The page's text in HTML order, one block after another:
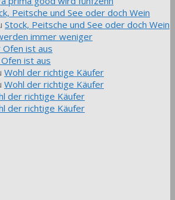
Peitsche und See oder doch Wein
Stock, Peitsche und See oder doch Wein
immer weniger
Ofen ist aus
ist aus
Wohl der richtige Käufer
Wohl der richtige Käufer
der richtige Käufer
der richtige Käufer